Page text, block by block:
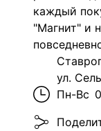
каждый
"Магнит" и
ул.
Пн-Вс